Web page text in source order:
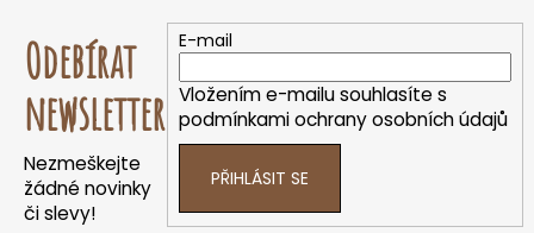
á
d
a
c
í
r
v
Odebírat
newsletter
Nezmeškejte
žádné novinky
či slevy!
E-mail
Vložením e-mailu souhlasíte s
podmínkami ochrany osobních údajů
PŘIHLÁSIT SE